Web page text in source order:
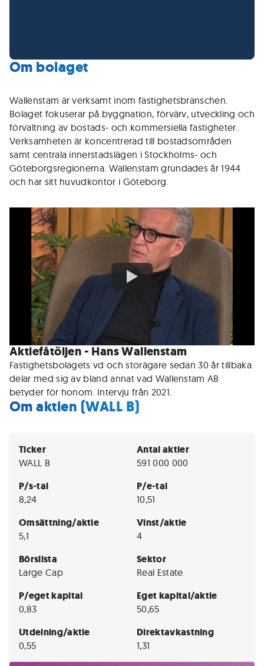
Om bolaget
Wallenstam är verksamt inom fastighetsbranschen.
Bolaget fokuserar på byggnation, förvärv, utveckling och
förvaltning av bostads- och kommersiella fastigheter.
Verksamheten är koncentrerad till bostadsområden
samt centrala innerstadslägen i Stockholms- och
Göteborgsregionerna. Wallenstam grundades år 1944
och har sitt huvudkontor i Göteborg.
Aktiefåtöljen - Hans Wallenstam
Fastighetsbolagets vd och storägare sedan 30 år tillbaka
delar med sig av bland annat vad Wallenstam AB
betyder för honom. Intervju från 2021.
Om aktien (WALL B)
Ticker
WALL B
Antal aktier
591 000 000
P/s-tal
8,24
P/e-tal
10,51
Omsättning/aktie
5,1
Vinst/aktie
4
Börslista
Large Cap
Sektor
Real Estate
P/eget kapital
0,83
Eget kapital/aktie
50,65
Utdelning/aktie
0,55
Direktavkastning
1,31